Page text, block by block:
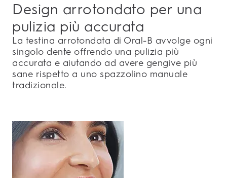
Design arrotondato per una
pulizia più accurata
La testina arrotondata di Oral-B avvolge ogni
singolo dente offrendo una pulizia più
accurata e aiutando ad avere gengive più
sane rispetto a uno spazzolino manuale
tradizionale.